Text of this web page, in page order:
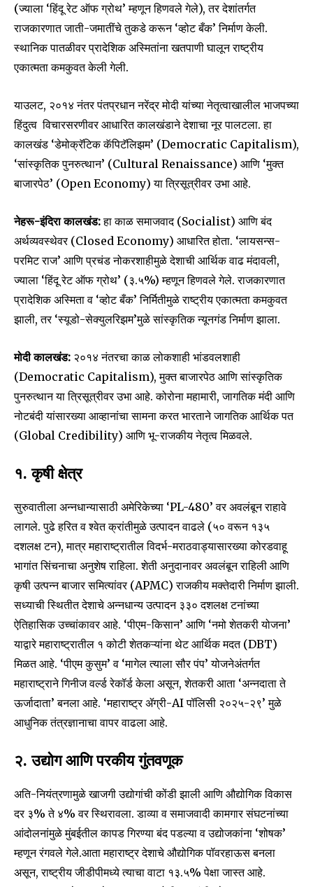
(ज्याला ‘हिंदू रेट ऑफ ग्रोथ’ म्हणून हिणवले गेले), तर देशांतर्गत
राजकारणात जाती-जमातींचे तुकडे करून ‘व्होट बँक’ निर्माण केली.
स्थानिक पातळीवर प्रादेशिक अस्मितांना खतपाणी घालून राष्ट्रीय
एकात्मता कमकुवत केली गेली.
याउलट, २०१४ नंतर पंतप्रधान नरेंद्र मोदी यांच्या नेतृत्वाखालील भाजपच्या
हिंदुत्व विचारसरणीवर आधारित कालखंडाने देशाचा नूर पालटला. हा
कालखंड ‘डेमोक्रॅटिक कॅपिटॅलिझम’ (Democratic Capitalism),
‘सांस्कृतिक पुनरुत्थान’ (Cultural Renaissance) आणि ‘मुक्त
बाजारपेठ’ (Open Economy) या त्रिसूत्रीवर उभा आहे.
नेहरू-इंदिरा कालखंड:हा काळ समाजवाद (Socialist) आणि बंद
अर्थव्यवस्थेवर (Closed Economy) आधारित होता. ‘लायसन्स-
परमिट राज’ आणि प्रचंड नोकरशाहीमुळे देशाची आर्थिक वाढ मंदावली,
ज्याला ‘हिंदू रेट ऑफ ग्रोथ’ (३.५%) म्हणून हिणवले गेले. राजकारणात
प्रादेशिक अस्मिता व ‘व्होट बँक’ निर्मितीमुळे राष्ट्रीय एकात्मता कमकुवत
झाली, तर ‘स्यूडो-सेक्युलरिझम’मुळे सांस्कृतिक न्यूनगंड निर्माण झाला.
मोदी कालखंड: २०१४ नंतरचा काळ लोकशाही भांडवलशाही
(Democratic Capitalism), मुक्त बाजारपेठ आणि सांस्कृतिक
पुनरुत्थान या त्रिसूत्रीवर उभा आहे. कोरोना महामारी, जागतिक मंदी आणि
नोटबंदी यांसारख्या आव्हानांचा सामना करत भारताने जागतिक आर्थिक पत
(Global Credibility) आणि भू-राजकीय नेतृत्व मिळवले.
१. कृषी क्षेत्र
सुरुवातीला अन्नधान्यासाठी अमेरिकेच्या ‘PL-480’ वर अवलंबून राहावे
लागले. पुढे हरित व श्वेत क्रांतीमुळे उत्पादन वाढले (५० वरून १३५
दशलक्ष टन), मात्र महाराष्ट्रातील विदर्भ-मराठवाड्यासारख्या कोरडवाहू
भागांत सिंचनाचा अनुशेष राहिला. शेती अनुदानावर अवलंबून राहिली आणि
कृषी उत्पन्न बाजार समित्यांवर (APMC) राजकीय मक्तेदारी निर्माण झाली.
सध्याची स्थितीत देशाचे अन्नधान्य उत्पादन ३३० दशलक्ष टनांच्या
ऐतिहासिक उच्चांकावर आहे. ‘पीएम-किसान’ आणि ‘नमो शेतकरी योजना’
याद्वारे महाराष्ट्रातील १ कोटी शेतकऱ्यांना थेट आर्थिक मदत (DBT)
मिळत आहे. ‘पीएम कुसुम’ व ‘मागेल त्याला सौर पंप’ योजनेअंतर्गत
महाराष्ट्राने गिनीज वर्ल्ड रेकॉर्ड केला असून, शेतकरी आता ‘अन्नदाता ते
ऊर्जादाता’ बनला आहे. ‘महाराष्ट्र ॲग्री-AI पॉलिसी २०२५-२९’ मुळे
आधुनिक तंत्रज्ञानाचा वापर वाढला आहे.
२. उद्योग आणि परकीय गुंतवणूक
अति-नियंत्रणामुळे खाजगी उद्योगांची कोंडी झाली आणि औद्योगिक विकास
दर ३% ते ४% वर स्थिरावला. डाव्या व समाजवादी कामगार संघटनांच्या
आंदोलनांमुळे मुंबईतील कापड गिरण्या बंद पडल्या व उद्योजकांना ‘शोषक’
म्हणून रंगवले गेले.आता महाराष्ट्र देशाचे औद्योगिक पॉवरहाऊस बनला
असून, राष्ट्रीय जीडीपीमध्ये त्याचा वाटा १३.५% पेक्षा जास्त आहे.